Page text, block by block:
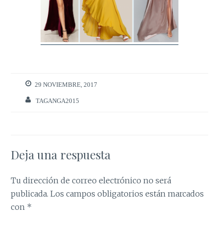
29 NOVIEMBRE, 2017
TAGANGA2015
Deja una respuesta
Tu dirección de correo electrónico no será
publicada. Los campos obligatorios están marcados
con *